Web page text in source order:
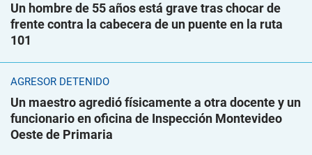
Un hombre de 55 años está grave tras chocar de
frente contra la cabecera de un puente en la ruta
101
AGRESOR DETENIDO
Un maestro agredió físicamente a otra docente y un
funcionario en oficina de Inspección Montevideo
Oeste de Primaria